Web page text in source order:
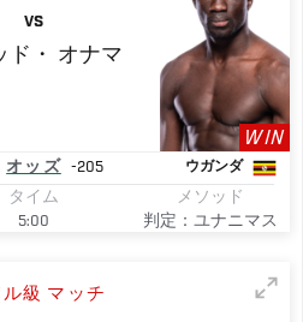
VS
ド・ オナマ
WIN
オッズ -205 ウガンダ
タイム
5:00
メソッド
判定：ユナニマス
ル級 マッチ